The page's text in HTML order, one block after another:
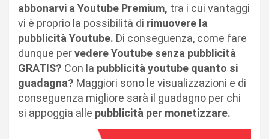
abbonarvi a Youtube Premium, tra i cui vantaggi
vi è proprio la possibilità di rimuovere la
pubblicità Youtube. Di conseguenza, come fare
dunque pervedere Youtube senza pubblicità
GRATIS? Con la pubblicità youtube quanto si
guadagna? Maggiori sono le visualizzazioni e di
conseguenza migliore sarà il guadagno per chi
si appoggia alle pubblicità per monetizzare.